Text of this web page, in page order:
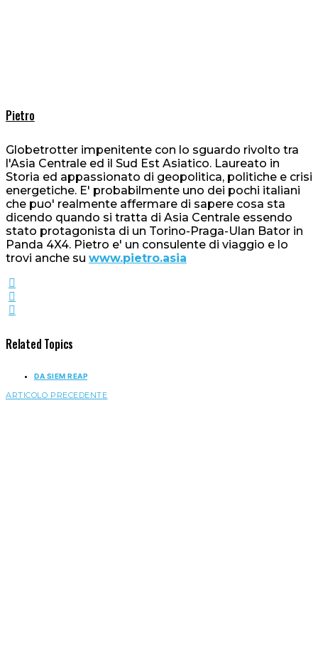
Pietro
Globetrotter impenitente con lo sguardo rivolto tra
l'Asia Centrale ed il Sud Est Asiatico. Laureato in
Storia ed appassionato di geopolitica, politiche e crisi
energetiche. E' probabilmente uno dei pochi italiani
che puo' realmente affermare di sapere cosa sta
dicendo quando si tratta di Asia Centrale essendo
stato protagonista di un Torino-Praga-Ulan Bator in
Panda 4X4. Pietro e' un consulente di viaggio e lo
trovi anche su www.pietro.asia
Related Topics
DA SIEM REAP
ARTICOLO PRECEDENTE